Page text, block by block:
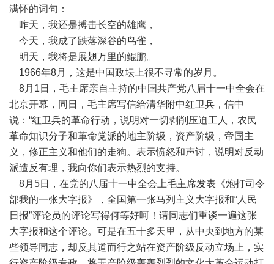
满怀的词句：
昨天，我还是搏击长空的雄鹰，
今天，我成了跌落深谷的鸟雀，
明天，我将是展翅万里的鲲鹏。
1966年8月，这是中国政坛上很不寻常的岁月。
8月1日，毛主席亲自主持的中国共产党八届十一中全会在
北京开幕，同日，毛主席写信给清华附中红卫兵，信中
说：“红卫兵的革命行动，说明对一切剥削压迫工人，农民
革命知识分子和革命党派的地主阶级，资产阶级，帝国主
义，修正主义和他们的走狗。表示愤怒和声讨，说明对反动
派造反有理，我向你们表示热烈的支持。
8月5日，在党的八届十一中全会上毛主席发表《炮打司令
部我的一张大字报》，全国第一张马列主义大字报和“人民
日报”评论员的评论写得何等好呵！请同志们重谈一遍这张
大字报和这个评论。可是在五十多天里，从中央到地方的某
些领导同志，却反其道而行之站在资产阶级反动立场上，实